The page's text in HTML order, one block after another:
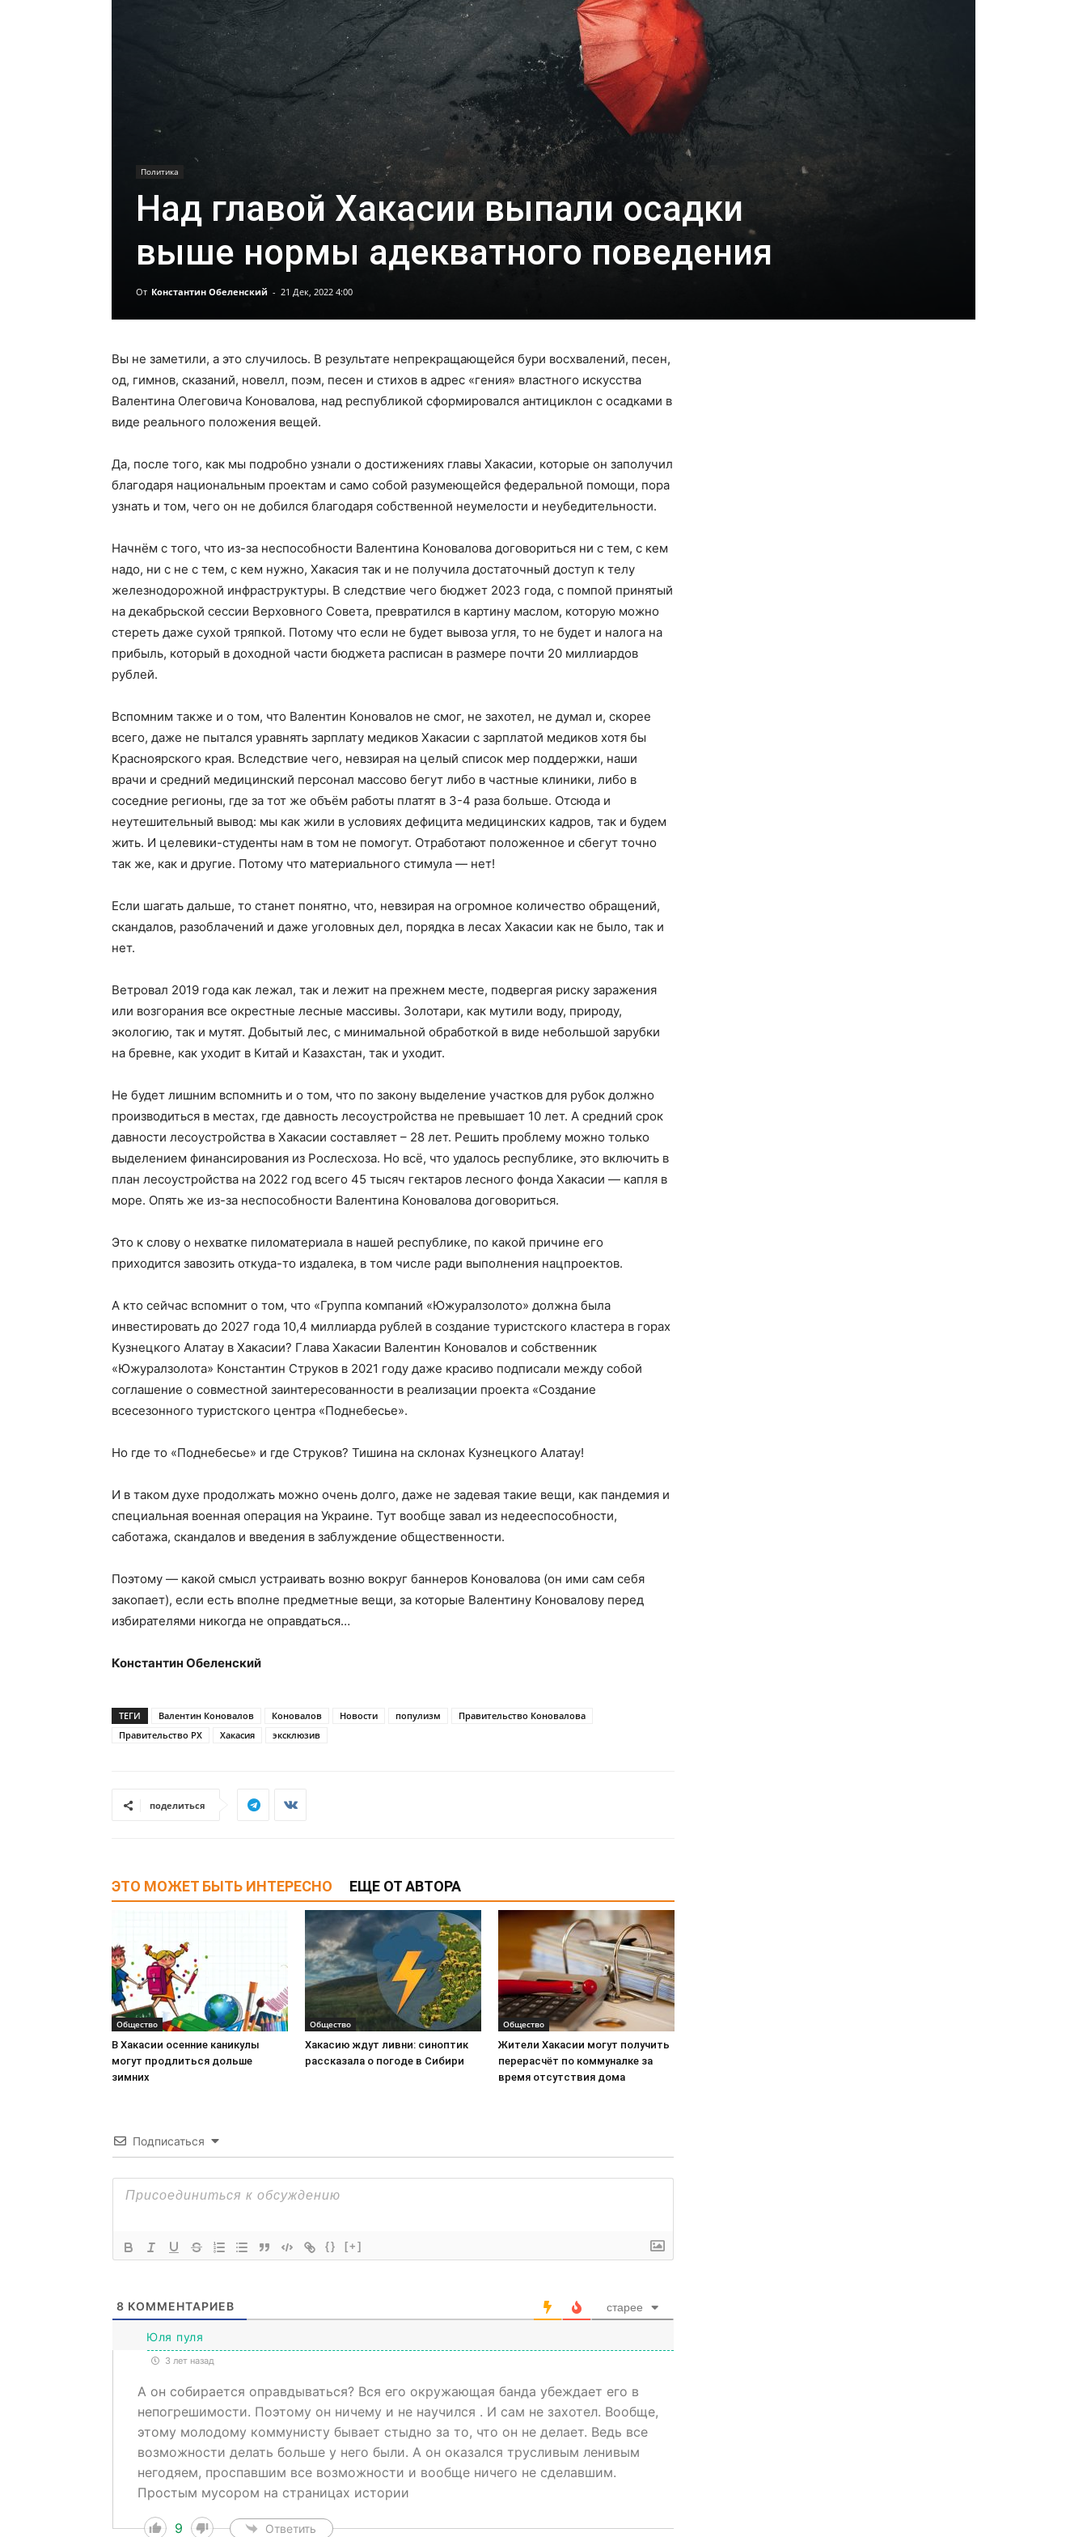
Политика
Над главой Хакасии выпали осадки
выше нормы адекватного поведения
От Константин Обеленский - 21 Дек, 2022 4:00
Вы не заметили, а это случилось. В результате непрекращающейся бури восхвалений, песен,
од, гимнов, сказаний, новелл, поэм, песен и стихов в адрес «гения» властного искусства
Валентина Олеговича Коновалова, над республикой сформировался антициклон с осадками в
виде реального положения вещей.
Да, после того, как мы подробно узнали о достижениях главы Хакасии, которые он заполучил
благодаря национальным проектам и само собой разумеющейся федеральной помощи, пора
узнать и том, чего он не добился благодаря собственной неумелости и неубедительности.
Начнём с того, что из-за неспособности Валентина Коновалова договориться ни с тем, с кем
надо, ни с не с тем, с кем нужно, Хакасия так и не получила достаточный доступ к телу
железнодорожной инфраструктуры. В следствие чего бюджет 2023 года, с помпой принятый
на декабрьской сессии Верховного Совета, превратился в картину маслом, которую можно
стереть даже сухой тряпкой. Потому что если не будет вывоза угля, то не будет и налога на
прибыль, который в доходной части бюджета расписан в размере почти 20 миллиардов
рублей.
Вспомним также и о том, что Валентин Коновалов не смог, не захотел, не думал и, скорее
всего, даже не пытался уравнять зарплату медиков Хакасии с зарплатой медиков хотя бы
Красноярского края. Вследствие чего, невзирая на целый список мер поддержки, наши
врачи и средний медицинский персонал массово бегут либо в частные клиники, либо в
соседние регионы, где за тот же объём работы платят в 3-4 раза больше. Отсюда и
неутешительный вывод: мы как жили в условиях дефицита медицинских кадров, так и будем
жить. И целевики-студенты нам в том не помогут. Отработают положенное и сбегут точно
так же, как и другие. Потому что материального стимула — нет!
Если шагать дальше, то станет понятно, что, невзирая на огромное количество обращений,
скандалов, разоблачений и даже уголовных дел, порядка в лесах Хакасии как не было, так и
нет.
Ветровал 2019 года как лежал, так и лежит на прежнем месте, подвергая риску заражения
или возгорания все окрестные лесные массивы. Золотари, как мутили воду, природу,
экологию, так и мутят. Добытый лес, с минимальной обработкой в виде небольшой зарубки
на бревне, как уходит в Китай и Казахстан, так и уходит.
Не будет лишним вспомнить и о том, что по закону выделение участков для рубок должно
производиться в местах, где давность лесоустройства не превышает 10 лет. А средний срок
давности лесоустройства в Хакасии составляет – 28 лет. Решить проблему можно только
выделением финансирования из Рослесхоза. Но всё, что удалось республике, это включить в
план лесоустройства на 2022 год всего 45 тысяч гектаров лесного фонда Хакасии — капля в
море. Опять же из-за неспособности Валентина Коновалова договориться.
Это к слову о нехватке пиломатериала в нашей республике, по какой причине его
приходится завозить откуда-то издалека, в том числе ради выполнения нацпроектов.
А кто сейчас вспомнит о том, что «Группа компаний «Южуралзолото» должна была
инвестировать до 2027 года 10,4 миллиарда рублей в создание туристского кластера в горах
Кузнецкого Алатау в Хакасии? Глава Хакасии Валентин Коновалов и собственник
«Южуралзолота» Константин Струков в 2021 году даже красиво подписали между собой
соглашение о совместной заинтересованности в реализации проекта «Создание
всесезонного туристского центра «Поднебесье».
Но где то «Поднебесье» и где Струков? Тишина на склонах Кузнецкого Алатау!
И в таком духе продолжать можно очень долго, даже не задевая такие вещи, как пандемия и
специальная военная операция на Украине. Тут вообще завал из недееспособности,
саботажа, скандалов и введения в заблуждение общественности.
Поэтому — какой смысл устраивать возню вокруг баннеров Коновалова (он ими сам себя
закопает), если есть вполне предметные вещи, за которые Валентину Коновалову перед
избирателями никогда не оправдаться…
Константин Обеленский
ТЕГИ Валентин Коновалов Коновалов Новости популизм
Правительство Коновалова
Правительство РХ
Хакасия эксклюзив
поделиться
ЭТО МОЖЕТ БЫТЬ ИНТЕРЕСНО ЕЩЕ ОТ АВТОРА
Общество
В Хакасии осенние каникулы
могут продлиться дольше
зимних
Общество
Хакасию ждут ливни: синоптик
рассказала о погоде в Сибири
Общество
Жители Хакасии могут получить
перерасчёт по коммуналке за
время отсутствия дома
Подписаться
{} [+]
8 КОММЕНТАРИЕВ старее
Юля пуля
3 лет назад
А он собирается оправдываться? Вся его окружающая банда убеждает его в
непогрешимости. Поэтому он ничему и не научился . И сам не захотел. Вообще,
этому молодому коммунисту бывает стыдно за то, что он не делает. Ведь все
возможности делать больше у него были. А он оказался трусливым ленивым
негодяем, проспавшим все возможности и вообще ничего не сделавшим.
Простым мусором на страницах истории
9 Ответить